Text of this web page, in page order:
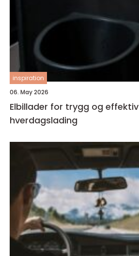
inspiration
06. May 2026
Elbillader for trygg og effektiv
hverdagslading